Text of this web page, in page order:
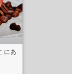
にあ